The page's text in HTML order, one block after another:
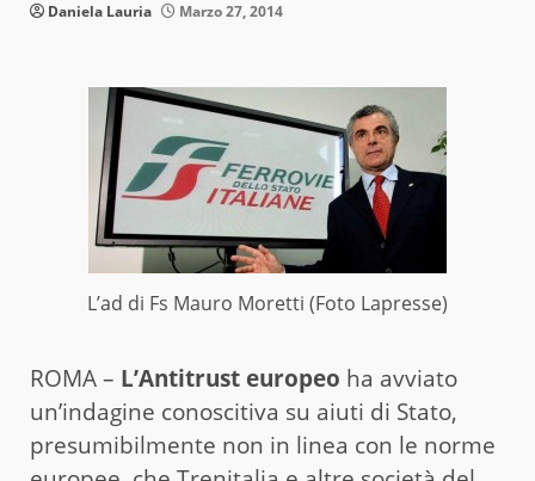
Daniela Lauria Marzo 27, 2014
L’ad di Fs Mauro Moretti (Foto Lapresse)
ROMA – L’Antitrust europeo ha avviato
un’indagine conoscitiva su aiuti di Stato,
presumibilmente non in linea con le norme